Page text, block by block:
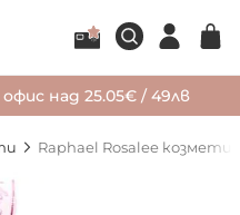
над 25.05€ / 49лв
Raphael Rosalee